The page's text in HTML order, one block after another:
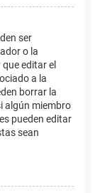
ser
o la
editar el
a la
borrar la
algún miembro
pueden editar
sean